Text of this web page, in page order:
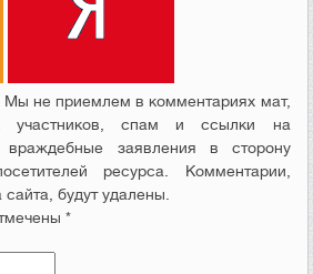
не приемлем в комментариях мат,
участников, спам и ссылки на
враждебные заявления в сторону
ресурса. Комментарии,
будут удалены.
*